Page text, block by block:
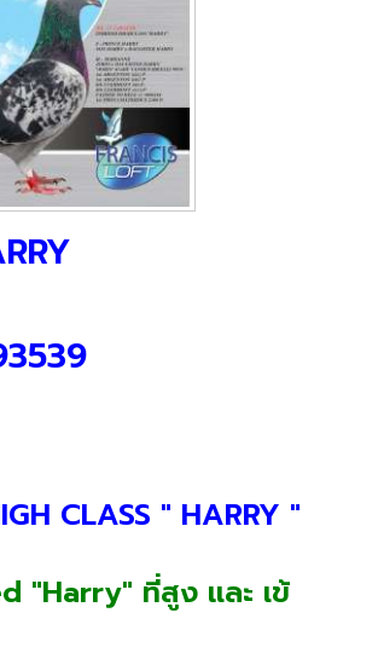
CLASS " HARRY "
"Harry" ที่สูง และ เข้